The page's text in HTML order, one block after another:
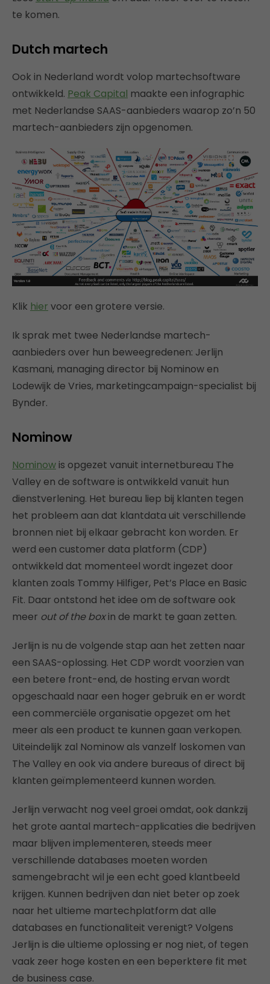
te komen.
Dutch martech
Ook in Nederland wordt volop martechsoftware
ontwikkeld. Peak Capital maakte een infographic
met Nederlandse SAAS-aanbieders waarop zo’n 50
martech-aanbieders zijn opgenomen.
Klik hier voor een grotere versie.
Ik sprak met twee Nederlandse martech-
aanbieders over hun beweegredenen: Jerlijn
Kasmani, managing director bij Nominow en
Lodewijk de Vries, marketingcampaign-specialist bij
Bynder.
Nominow
Nominowis opgezet vanuit internetbureau The
Valley en de software is ontwikkeld vanuit hun
dienstverlening. Het bureau liep bij klanten tegen
het probleem aan dat klantdata uit verschillende
bronnen niet bij elkaar gebracht kon worden. Er
werd een customer data platform (CDP)
ontwikkeld dat momenteel wordt ingezet door
klanten zoals Tommy Hilfiger, Pet’s Place en Basic
Fit. Daar ontstond het idee om de software ook
meer out of the boxin de markt te gaan zetten.
Jerlijn is nu de volgende stap aan het zetten naar
een SAAS-oplossing. Het CDP wordt voorzien van
een betere front-end, de hosting ervan wordt
opgeschaald naar een hoger gebruik en er wordt
een commerciële organisatie opgezet om het
meer als een product te kunnen gaan verkopen.
Uiteindelijk zal Nominow als vanzelf loskomen van
The Valley en ook via andere bureaus of direct bij
klanten geïmplementeerd kunnen worden.
Jerlijn verwacht nog veel groei omdat, ook dankzij
het grote aantal martech-applicaties die bedrijven
maar blijven implementeren, steeds meer
verschillende databases moeten worden
samengebracht wil je een echt goed klantbeeld
krijgen. Kunnen bedrijven dan niet beter op zoek
naar het ultieme martechplatform dat alle
databases en functionaliteit verenigt? Volgens
Jerlijn is die ultieme oplossing er nog niet, of tegen
vaak zeer hoge kosten en een beperktere fit met
de business case.